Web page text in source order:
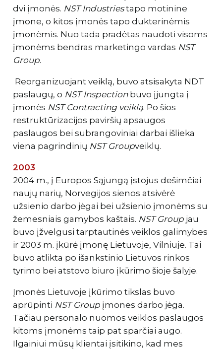
dvi įmonės. NST Industriestapo motinine
įmone, o kitos įmonės tapo dukterinėmis
įmonėmis. Nuo tada pradėtas naudoti visoms
įmonėms bendras marketingo vardas NST
Group.
Reorganizuojant veiklą, buvo atsisakyta NDT
paslaugų, o NST Inspectionbuvo įjungta į
įmonės NST Contracting veiklą. Po šios
restruktūrizacijos paviršių apsaugos
paslaugos bei subrangoviniai darbai išlieka
viena pagrindinių NST Groupveiklų.
2003
2004 m., į Europos Sąjungą įstojus dešimčiai
naujų narių, Norvegijos sienos atsivėrė
užsienio darbo jėgai bei užsienio įmonėms su
žemesniais gamybos kaštais. NST Groupjau
buvo įžvelgusi tarptautinės veiklos galimybes
ir 2003 m. įkūrė įmonę Lietuvoje, Vilniuje. Tai
buvo atlikta po išankstinio Lietuvos rinkos
tyrimo bei atstovo biuro įkūrimo šioje šalyje.
Įmonės Lietuvoje įkūrimo tikslas buvo
aprūpinti NST Groupįmones darbo jėga.
Tačiau personalo nuomos veiklos paslaugos
kitoms įmonėms taip pat sparčiai augo.
Ilgainiui mūsų klientai įsitikino, kad mes